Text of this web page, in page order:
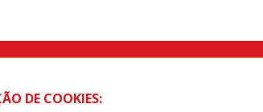
Pinto nº 575 CEP 03041-000 Brás, São Paulo/SP |
DE COOKIES: